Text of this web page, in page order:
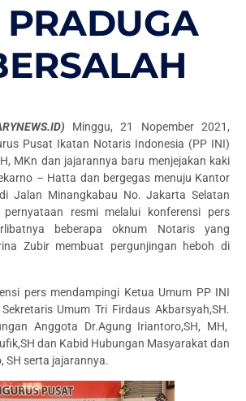
Minggu, 21 Nopember 2021,
Pusat Ikatan Notaris Indonesia (PP INI)
MKn dan jajarannya baru menjejakan kaki
– Hatta dan bergegas menuju Kantor
Jalan Minangkabau No. Jakarta Selatan
resmi melalui konferensi pers
beberapa oknum Notaris yang
Zubir membuat pergunjingan heboh di
pers mendampingi Ketua Umum PP INI
Umum Tri Firdaus Akbarsyah,SH.
Anggota Dr.Agung Iriantoro,SH, MH,
dan Kabid Hubungan Masyarakat dan
SH serta jajarannya.